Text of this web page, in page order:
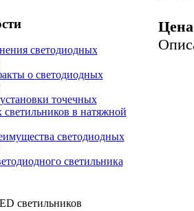
светодиодных
о светодиодных
точечных
светильников в натяжной
светодиодных
светильника
светильников